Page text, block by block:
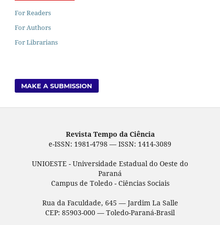
For Readers
For Authors
For Librarians
MAKE A SUBMISSION
Revista Tempo da Ciência
e-ISSN: 1981-4798 — ISSN: 1414-3089
UNIOESTE - Universidade Estadual do Oeste do
Paraná
Campus de Toledo - Ciências Sociais
Rua da Faculdade, 645 — Jardim La Salle
CEP: 85903-000 — Toledo-Paraná-Brasil